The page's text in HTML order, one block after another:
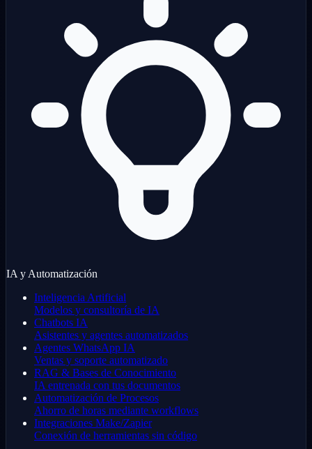
IA y Automatización
Inteligencia Artificial
Modelos y consultoría de IA
Chatbots IA
Asistentes y agentes automatizados
Agentes WhatsApp IA
Ventas y soporte automatizado
RAG & Bases de Conocimiento
IA entrenada con tus documentos
Automatización de Procesos
Ahorro de horas mediante workflows
Integraciones Make/Zapier
Conexión de herramientas sin código